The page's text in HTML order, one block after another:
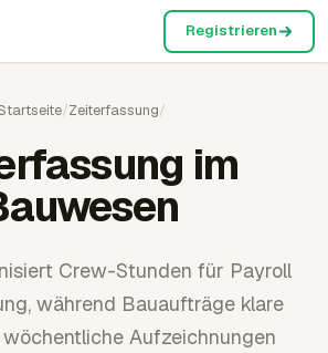
Registrieren
/Zeiterfassung/
im
Crew-Stunden für Payroll
während Bauaufträge klare
Aufzeichnungen